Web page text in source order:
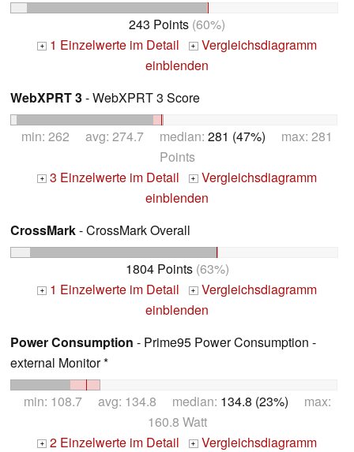
243 Points (60%)
+ 1 Einzelwerte im Detail + Vergleichsdiagramm
einblenden
WebXPRT 3- WebXPRT 3 Score
min: 262 avg: 274.7 median: 281 (47%) max: 281
Points
+ 3 Einzelwerte im Detail + Vergleichsdiagramm
einblenden
CrossMark- CrossMark Overall
1804 Points(63%)
+ 1 Einzelwerte im Detail + Vergleichsdiagramm
einblenden
Power Consumption - Prime95 Power Consumption -
external Monitor *
min: 108.7 avg: 134.8 median: 134.8 (23%) max:
160.8 Watt
+ 2 Einzelwerte im Detail + Vergleichsdiagramm